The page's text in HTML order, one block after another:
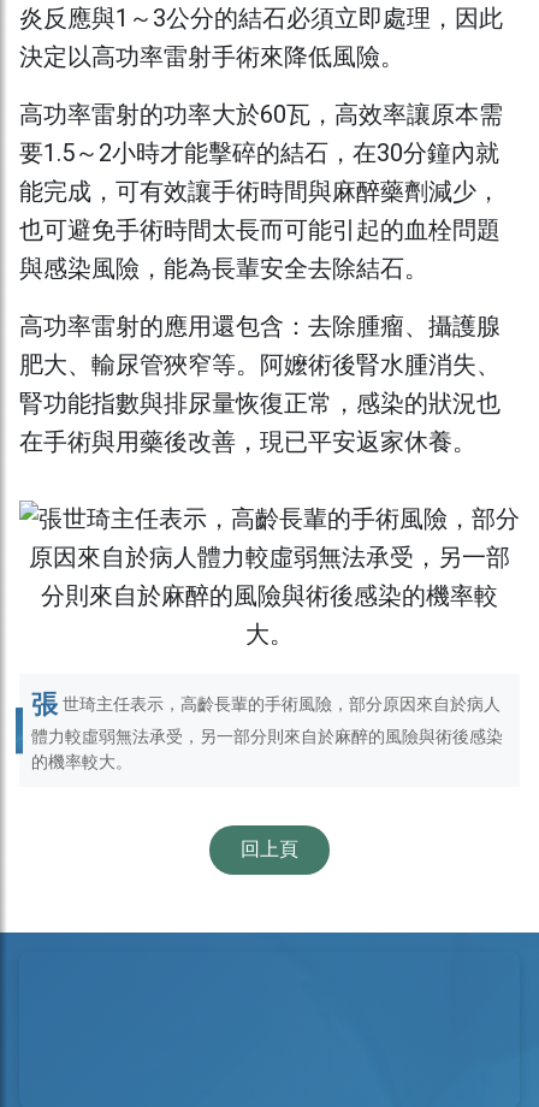
炎反應與1～3公分的結石必須立即處理，因此
決定以高功率雷射手術來降低風險。
高功率雷射的功率大於60瓦，高效率讓原本需
要1.5～2小時才能擊碎的結石，在30分鐘內就
能完成，可有效讓手術時間與麻醉藥劑減少，
也可避免手術時間太長而可能引起的血栓問題
與感染風險，能為長輩安全去除結石。
高功率雷射的應用還包含：去除腫瘤、攝護腺
肥大、輸尿管狹窄等。阿嬤術後腎水腫消失、
腎功能指數與排尿量恢復正常，感染的狀況也
在手術與用藥後改善，現已平安返家休養。
張世琦主任表示，高齡長輩的手術風險，部分原因來自於病人
體力較虛弱無法承受，另一部分則來自於麻醉的風險與術後感染
的機率較大。
回上頁